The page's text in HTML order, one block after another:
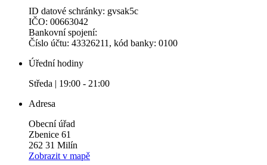
ID datové schránky: gvsak5c
IČO: 00663042
Bankovní spojení:
Číslo účtu: 43326211, kód banky: 0100
Úřední hodiny
Středa | 19:00 - 21:00
Adresa
Obecní úřad
Zbenice 61
262 31 Milín
Zobrazit v mapě